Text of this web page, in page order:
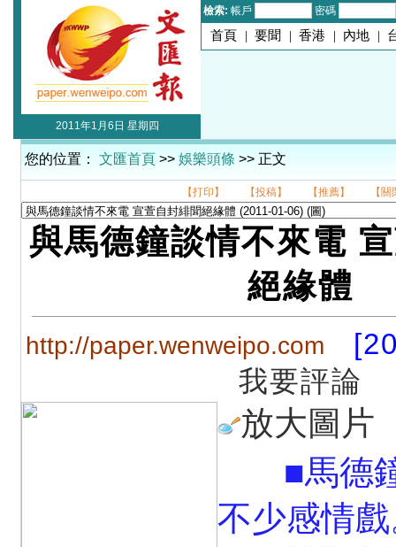
檢索: 帳戶 密碼
首頁 | 要聞 | 香港 | 內地 |
2011年1月6日 星期四
您的位置： 文匯首頁 >> 娛樂頭條 >> 正文
【打印】 【投稿】 【推薦】 【
與馬德鐘談情不來電
絕緣體
http://paper.wenweipo.com
我要評論
放大圖片
■馬德
不少感情